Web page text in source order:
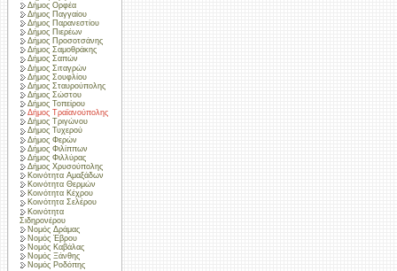
Δήμος Ορφέα
Δήμος Παγγαίου
Δήμος Παρανεστίου
Δήμος Πιερέων
Δήμος Προσοτσάνης
Δήμος Σαμοθράκης
Δήμος Σαπών
Δήμος Σιταγρών
Δήμος Σουφλίου
Δήμος Σταυρούπολης
Δήμος Σώστου
Δήμος Τοπείρου
Δήμος Τραϊανούπολης
Δήμος Τριγώνου
Δήμος Τυχερού
Δήμος Φερών
Δήμος Φιλίππων
Δήμος Φιλλύρας
Δήμος Χρυσούπολης
Κοινότητα Αμαξάδων
Κοινότητα Θερμών
Κοινότητα Κέχρου
Κοινότητα Σελέρου
Κοινότητα
Σιδηρονέρου
Νομός Δράμας
Νομός Έβρου
Νομός Καβάλας
Νομός Ξάνθης
Νομός Ροδόπης